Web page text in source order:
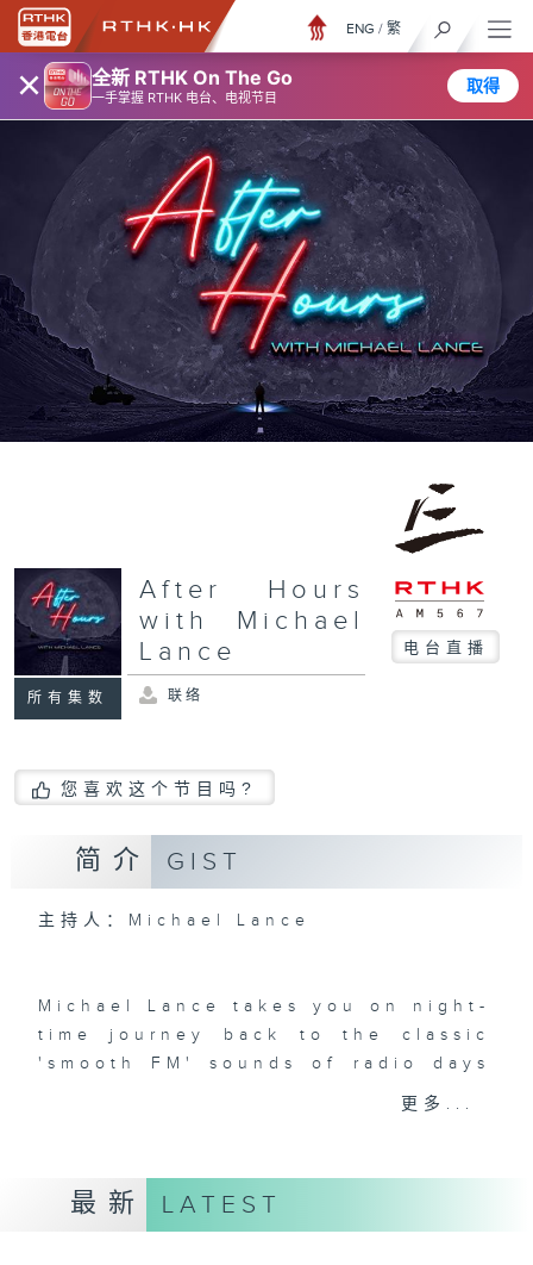
× 全新 RTHK On The Go
一手掌握 RTHK 电台、电视节目
取得
ENG / 繁
所有集数
After Hours
with Michael
Lance
电台直播
联络
您喜欢这个节目吗?
简介 GIST
主持人：Michael Lance
Michael Lance takes you on night-
time journey back to the classic
'smooth FM' sounds of radio days
gone by. Join him every weekday
Michael Lance.Listen to the
soulful melodies of R&B, soft rock
ballads that defined a generation,
更多...
最新 LATEST